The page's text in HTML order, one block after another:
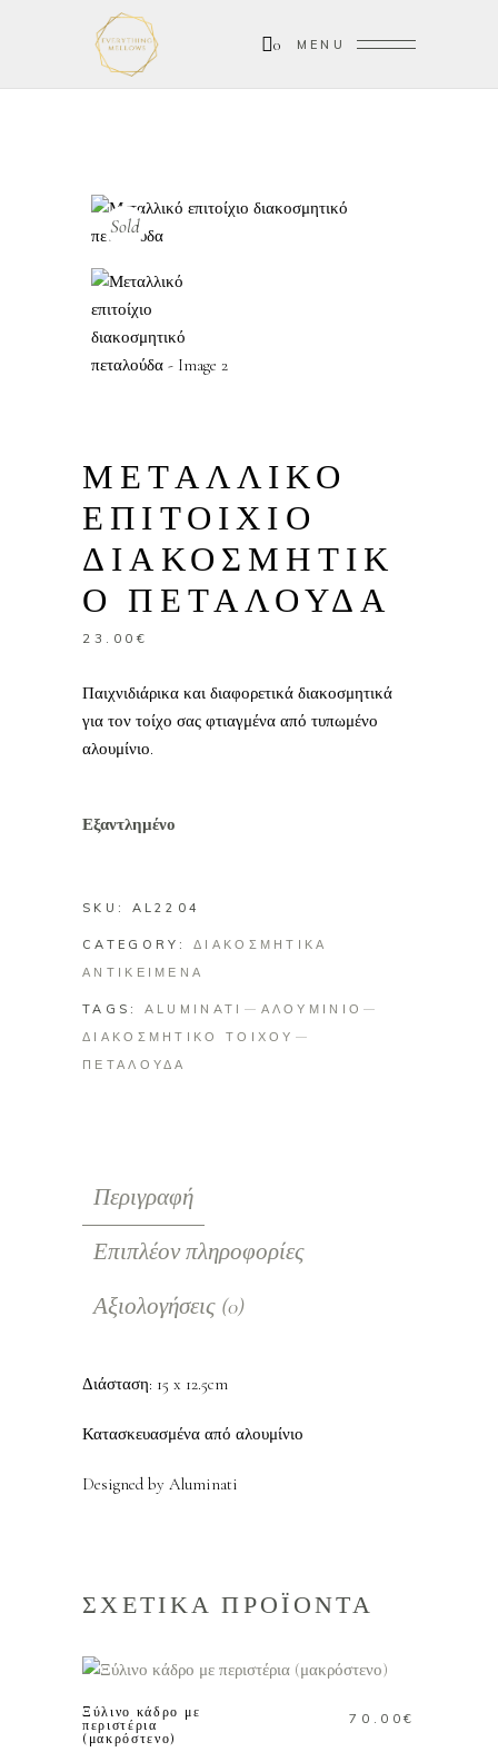
0 MENU
Sold
ΜΕΤΑΛΛΙΚΟ
ΕΠΙΤΟΙΧΙΟ
ΔΙΑΚΟΣΜΗΤΙΚ
Ο ΠΕΤΑΛΟΥΔΑ
23.00 €
Παιχνιδιάρικα και διαφορετικά διακοσμητικά
για τον τοίχο σας φτιαγμένα από τυπωμένο
αλουμίνιο.
Εξαντλημένο
SKU: AL2204
CATEGORY:ΔΙΑΚΟΣΜΗΤΙΚΑ
ΑΝΤΙΚΕΙΜΕΝΑ
TAGS: ALUMINATI
ΑΛΟΥΜΙΝΙΟ
ΔΙΑΚΟΣΜΗΤΙΚΟ ΤΟΙΧΟΥ
ΠΕΤΑΛΟΥΔΑ
Περιγραφή
Επιπλέον πληροφορίες
Αξιολογήσεις (0)
Διάσταση: 15 x 12.5cm
Κατασκευασμένα από αλουμίνιο
Designed by Aluminati
ΣΧΕΤΙΚΑ ΠΡΟΪΟΝΤΑ
Ξύλινο κάδρο με
περιστέρια
(μακρόστενο)
70.00€